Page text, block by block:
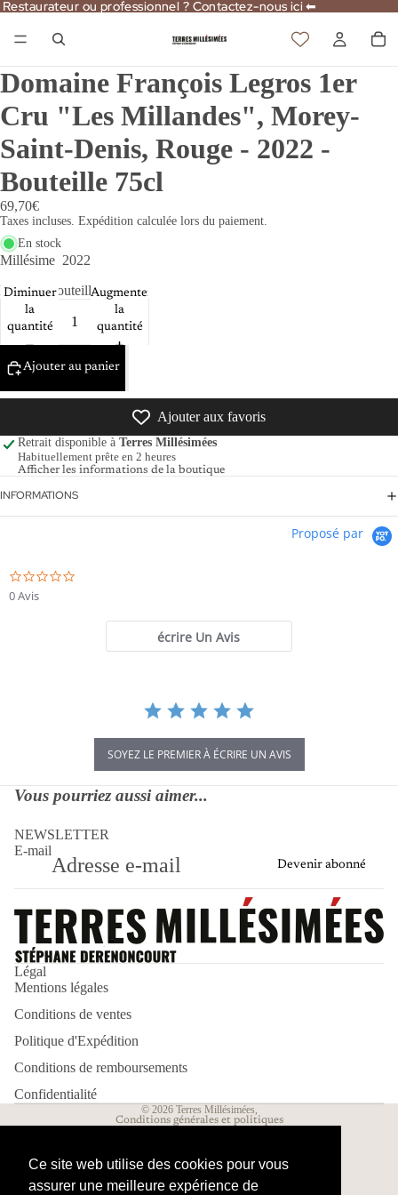
Ce site web utilise des cookies pour vous
assurer une meilleure expérience de
Restaurateur ou professionnel ? Contactez-nous ici ⬅
Restaurateur ou professionnel ? Contactez-nous ici ⬅
Domaine François Legros 1er
Cru "Les Millandes", Morey-
Saint-Denis, Rouge - 2022 -
Bouteille 75cl
69,70€
Taxes incluses. Expédition calculée lors du paiement.
En stock
Millésime 2022
Format Bouteille 75cl
Diminuer
la
quantité
Augmenter
la
quantité
Ajouter au panier
Ajouter aux favoris
Retrait disponible à Terres Millésimées
Habituellement prête en 2 heures
Afficher les informations de la boutique
INFORMATIONS
Proposé par
0 Avis
écrire Un Avis
SOYEZ LE PREMIER À ÉCRIRE UN AVIS
Vous pourriez aussi aimer...
NEWSLETTER
E-mail
Devenir abonné
Légal
Mentions légales
Conditions de ventes
Politique d'Expédition
Conditions de remboursements
Confidentialité
© 2026 Terres Millésimées
Conditions générales et politiques
Politique de remboursement
Politique d’expédition
Politique de confidentialité
Mentions légales
Conditions d’utilisation
Conditions générales de vente
Coordonnées